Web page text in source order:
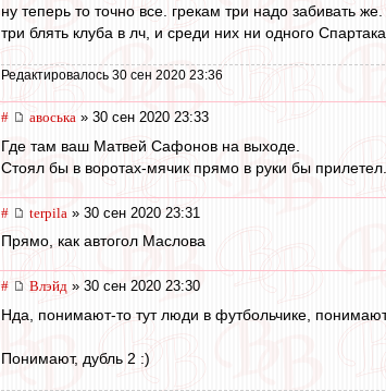
ну теперь то точно все. грекам три надо забивать же.
три блять клуба в лч, и среди них ни одного
Редактировалось 30 сен 2020 23:36
# авоська » 30 сен 2020 23:33
Где там ваш Матвей Сафонов на выходе.
Стоял бы в воротах-мячик прямо в руки бы прилетел.
# terpila » 30 сен 2020 23:31
Прямо, как автогол Маслова
# Влэйд » 30 сен 2020 23:30
Нда, понимают-то тут люди в футбольчике,
Понимают, дубль 2 :)